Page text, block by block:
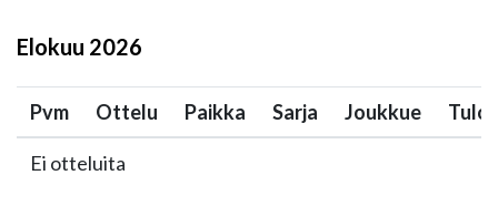
Elokuu 2026
Pvm Ottelu Paikka Sarja Joukkue Tulos
Ei otteluita